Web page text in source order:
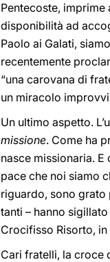
Pentecoste,
disponibilità ad
Paolo ai Galati,
recentemente
“una carovana di
un miracolo
Un ultimo aspetto.
missione. Come ha
nasce missionaria.
pace che noi siamo
riguardo, sono grato
tanti – hanno
Crocifisso Risorto,
Cari fratelli, la croce